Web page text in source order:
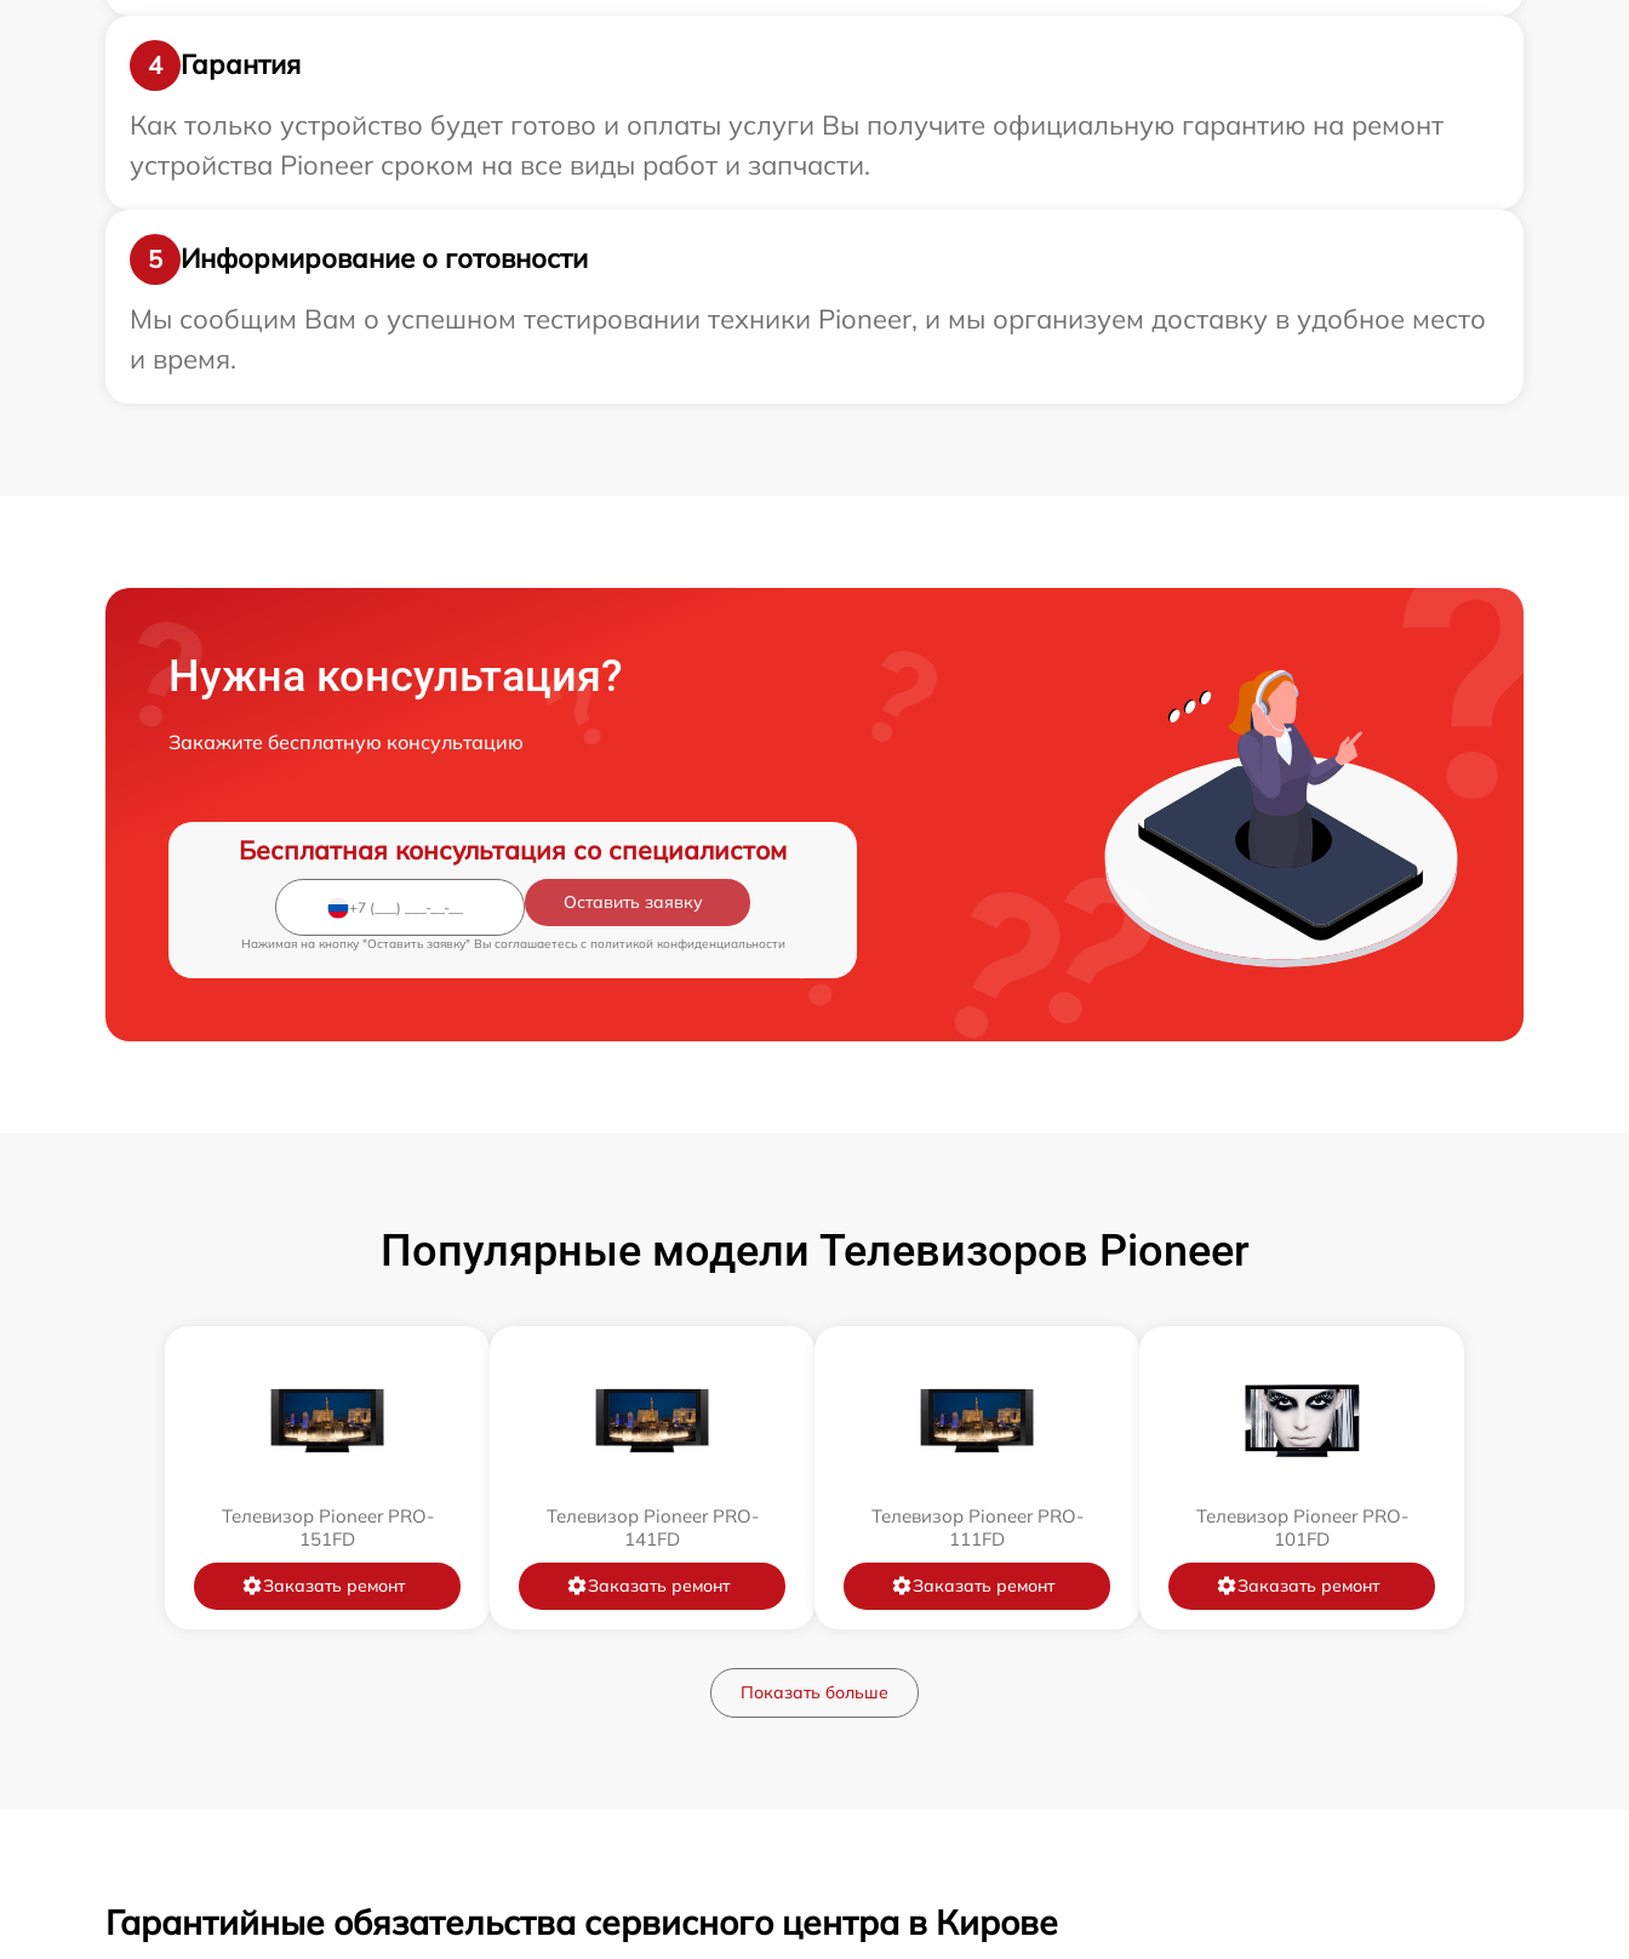
4
Гарантия
Как только устройство будет готово и оплаты услуги Вы получите официальную гарантию на ремонт
устройства Pioneer сроком на все виды работ и запчасти.
5
Информирование о готовности
Мы сообщим Вам о успешном тестировании техники Pioneer, и мы организуем доставку в удобное место
и время.
Нужна консультация?
Закажите бесплатную консультацию
Бесплатная консультация со специалистом
Оставить заявку
Нажимая на кнопку "Оставить заявку" Вы соглашаетесь c политикой конфиденциальности
Популярные модели Телевизоров Pioneer
Телевизор Pioneer PRO-
151FD
Заказать ремонт
Телевизор Pioneer PRO-
141FD
Заказать ремонт
Телевизор Pioneer PRO-
111FD
Заказать ремонт
Телевизор Pioneer PRO-
101FD
Заказать ремонт
Показать больше
Гарантийные обязательства сервисного центра в Кирове